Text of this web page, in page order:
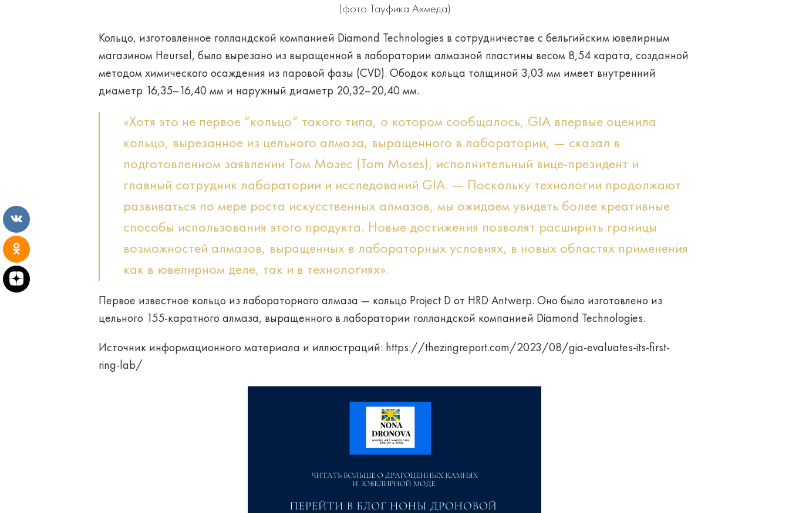
(фото Тауфика Ахмеда)
Кольцо, изготовленное голландской компанией Diamond Technologies в сотрудничестве с бельгийским ювелирным
магазином Heursel, было вырезано из выращенной в лаборатории алмазной пластины весом 8,54 карата, созданной
методом химического осаждения из паровой фазы (CVD). Ободок кольца толщиной 3,03 мм имеет внутренний
диаметр 16,35–16,40 мм и наружный диаметр 20,32–20,40 мм.
«Хотя это не первое “кольцо” такого типа, о котором сообщалось, GIA впервые оценила
кольцо, вырезанное из цельного алмаза, выращенного в лаборатории, — сказал в
подготовленном заявлении Том Мозес (Tom Moses), исполнительный вице-президент и
главный сотрудник лаборатории и исследований GIA. — Поскольку технологии продолжают
развиваться по мере роста искусственных алмазов, мы ожидаем увидеть более креативные
способы использования этого продукта. Новые достижения позволят расширить границы
возможностей алмазов, выращенных в лабораторных условиях, в новых областях применения
как в ювелирном деле, так и в технологиях».
Первое известное кольцо из лабораторного алмаза — кольцо Project D от HRD Antwerp. Оно было изготовлено из
цельного 155-каратного алмаза, выращенного в лаборатории голландской компанией Diamond Technologies.
Источник информационного материала и иллюстраций: https://thezingreport.com/2023/08/gia-evaluates-its-first-
ring-lab/